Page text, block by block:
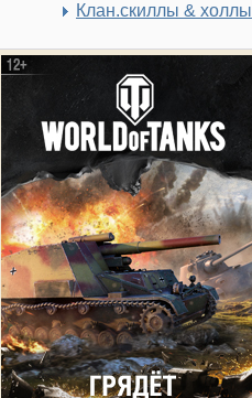
Клан.скиллы & холлы